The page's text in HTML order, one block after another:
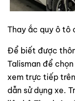
Thay ắc quy ô tô
Để biết được
Talisman để
xem trực tiếp
dẫn sử dụng xe.